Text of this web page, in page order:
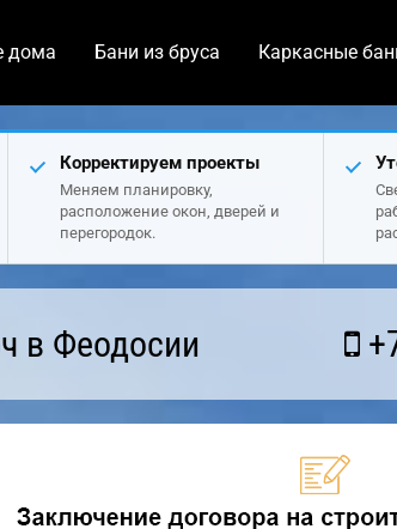
дома Бани из бруса Каркасные
Корректируем проекты
Меняем планировку,
расположение окон, дверей и
перегородок.
в Феодосии